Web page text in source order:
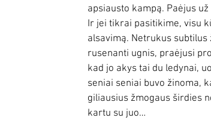
apsiausto kampą. Paėjus
Ir jei tikrai pasitikime, visu
alsavimą. Netrukus
rusenanti ugnis, praėjusi
kad jo akys tai du ledynai,
seniai seniai buvo žinoma,
giliausius žmogaus širdies
kartu su juo…